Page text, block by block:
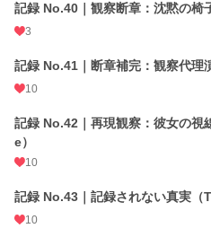
記録 No.40｜観察断章：沈黙の椅
3
記録 No.41｜断章補完：観察代
10
記録 No.42｜再現観察：彼女の
e）
10
記録 No.43｜記録されない真実（
10